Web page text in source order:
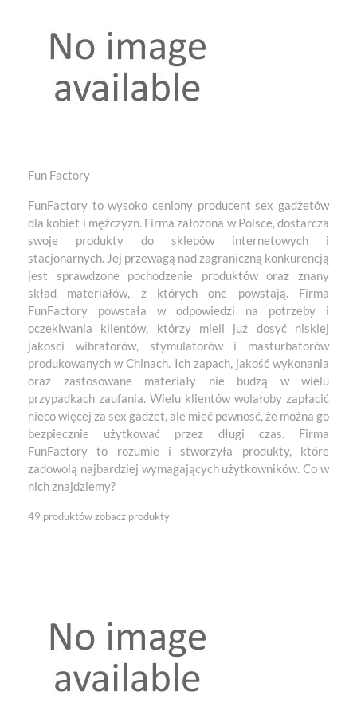
Fun Factory
FunFactory to wysoko ceniony producent sex gadżetów
dla kobiet i mężczyzn. Firma założona w Polsce, dostarcza
swoje produkty do sklepów internetowych i
stacjonarnych. Jej przewagą nad zagraniczną konkurencją
jest sprawdzone pochodzenie produktów oraz znany
skład materiałów, z których one powstają. Firma
FunFactory powstała w odpowiedzi na potrzeby i
oczekiwania klientów, którzy mieli już dosyć niskiej
jakości wibratorów, stymulatorów i masturbatorów
produkowanych w Chinach. Ich zapach, jakość wykonania
oraz zastosowane materiały nie budzą w wielu
przypadkach zaufania. Wielu klientów wolałoby zapłacić
nieco więcej za sex gadżet, ale mieć pewność, że można go
bezpiecznie użytkować przez długi czas. Firma
FunFactory to rozumie i stworzyła produkty, które
zadowolą najbardziej wymagających użytkowników. Co w
nich znajdziemy?
49 produktówzobacz produkty